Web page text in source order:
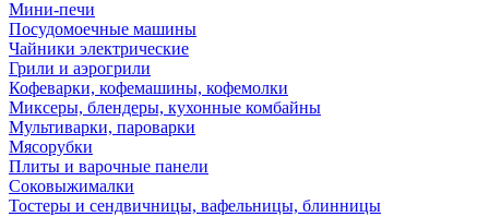
Мини-печи
Посудомоечные машины
Чайники электрические
Грили и аэрогрили
Кофеварки, кофемашины, кофемолки
Миксеры, блендеры, кухонные комбайны
Мультиварки, пароварки
Мясорубки
Плиты и варочные панели
Соковыжималки
Тостеры и сендвичницы, вафельницы, блинницы